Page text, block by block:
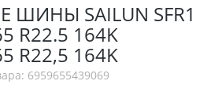
SAILUN SFR1
R22.5 164K
R22,5 164K
6959655439069